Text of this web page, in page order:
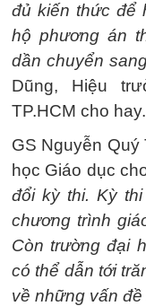
đủ kiến thức để
hộ phương án
dần chuyển
Dũng, Hiệu
TP.HCM cho hay.
GS Nguyễn
học Giáo dục
đổi kỳ thi. Kỳ
chương trình
Còn trường đại
có thể dẫn tới
về những vấn đề